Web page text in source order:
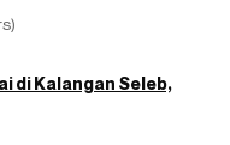
di Kalangan Seleb,